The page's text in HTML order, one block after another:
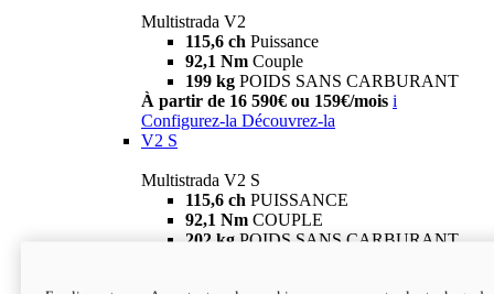
Multistrada V2
115,6 ch Puissance
92,1 Nm Couple
199 kg POIDS SANS CARBURANT
À partir de 16 590€ ou 159€/mois i
Configurez-la Découvrez-la
V2 S
Multistrada V2 S
115,6 ch PUISSANCE
92,1 Nm COUPLE
202 kg POIDS SANS CARBURANT